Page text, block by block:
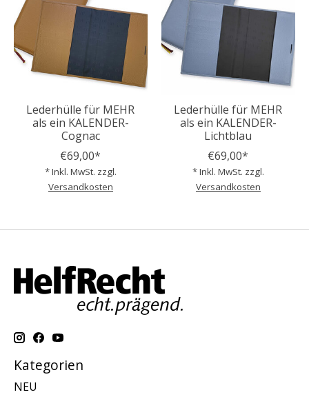
Lederhülle für MEHR
als ein KALENDER-
Cognac
€69,00*
* Inkl. MwSt. zzgl.
Versandkosten
Lederhülle für MEHR
als ein KALENDER-
Lichtblau
€69,00*
* Inkl. MwSt. zzgl.
Versandkosten
Kategorien
NEU